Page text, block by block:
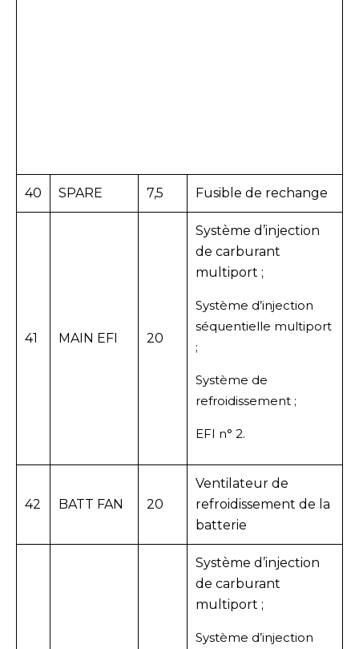
40 SPARE 7,5 Fusible de rechange
41 MAIN EFI 20
Système d’injection
de carburant
multiport ;
Système d’injection
séquentielle multiport
;
Système de
refroidissement ;
EFI n° 2.
42 BATT FAN 20
Ventilateur de
refroidissement de la
batterie
Système d’injection
de carburant
multiport ;
Système d’injection